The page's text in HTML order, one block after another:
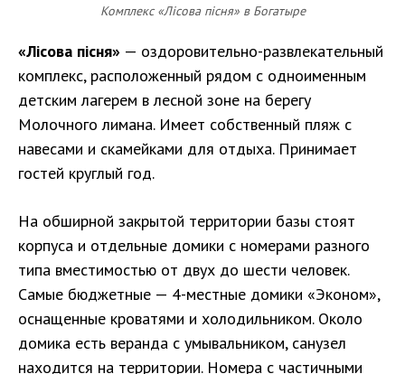
Комплекс «Лісова пісня» в Богатыре
«Лісова пісня» — оздоровительно-развлекательный
комплекс, расположенный рядом с одноименным
детским лагерем в лесной зоне на берегу
Молочного лимана. Имеет собственный пляж с
навесами и скамейками для отдыха. Принимает
гостей круглый год.
На обширной закрытой территории базы стоят
корпуса и отдельные домики с номерами разного
типа вместимостью от двух до шести человек.
Самые бюджетные — 4-местные домики «Эконом»,
оснащенные кроватями и холодильником. Около
домика есть веранда с умывальником, санузел
находится на территории. Номера с частичными